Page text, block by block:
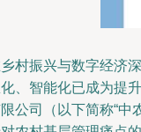
村振兴与数字经济
、智能化已成为提
公司（以下简称“中